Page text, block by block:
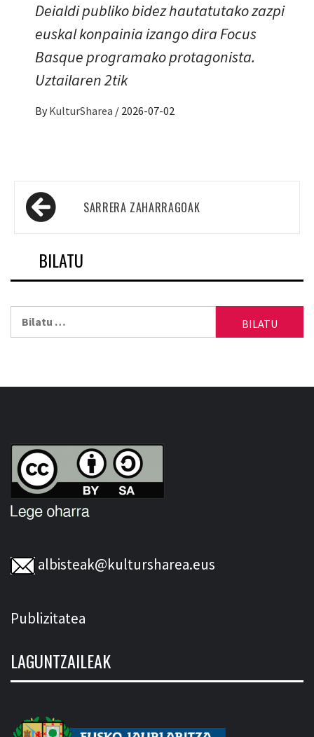
Deialdi publiko bidez hautatutako zazpi
euskal konpainia izango dira Focus
Basque programako protagonista.
Uztailaren 2tik
By KulturSharea / 2026-07-02
Sarreren
nabigazioaSARRERA ZAHARRAGOAK
BILATU
albisteak@kultursharea.eus
Publizitatea
LAGUNTZAILEAK